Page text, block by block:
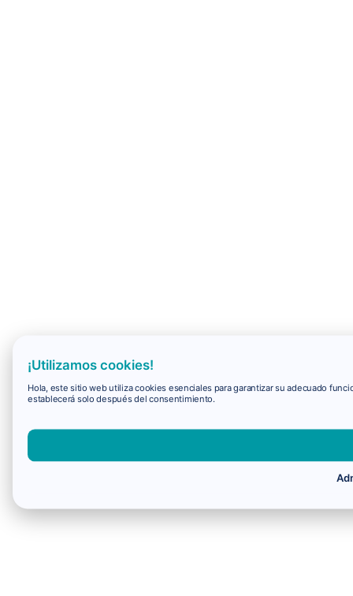
¡Utilizamos cookies!
Hola, este sitio web utiliza cookies esenciales para garantizar su adecuado
establecerá solo después del consentimiento.